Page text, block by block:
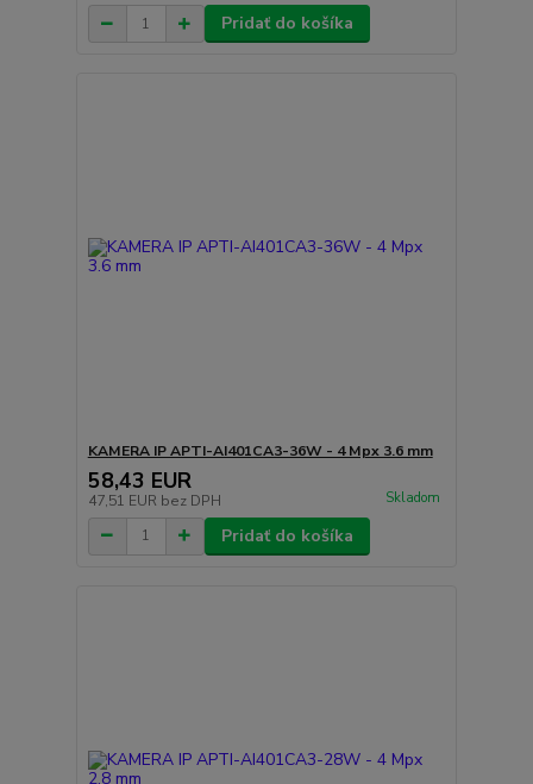
Pridať do košíka
KAMERA IP APTI-AI401CA3-36W - 4 Mpx 3.6 mm
58,43 EUR
47,51 EUR bez DPH Skladom
Pridať do košíka